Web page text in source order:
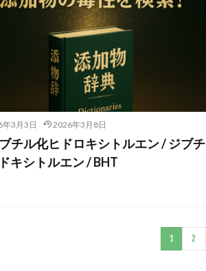
年3月3日 2026年3月8日
チル化ヒドロキシトルエン / ジブチ
キシトルエン / BHT
1 2